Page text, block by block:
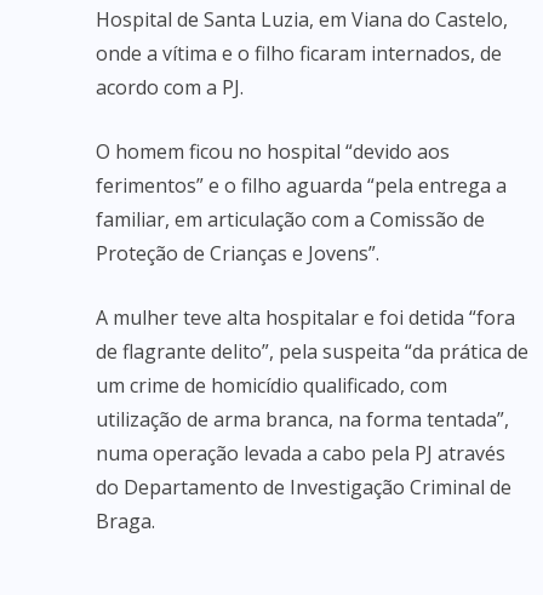
Hospital de Santa Luzia, em Viana do Castelo,
onde a vítima e o filho ficaram internados, de
acordo com a PJ.
O homem ficou no hospital “devido aos
ferimentos” e o filho aguarda “pela entrega a
familiar, em articulação com a Comissão de
Proteção de Crianças e Jovens”.
A mulher teve alta hospitalar e foi detida “fora
de flagrante delito”, pela suspeita “da prática de
um crime de homicídio qualificado, com
utilização de arma branca, na forma tentada”,
numa operação levada a cabo pela PJ através
do Departamento de Investigação Criminal de
Braga.